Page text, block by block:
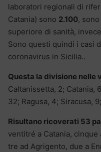
laboratori regionali di
Catania) sono 2.100,
superiore di sanità,
Sono questi quindi i casi
coronavirus in Sicilia..
Questa la divisione nelle
Caltanissetta, 2; Catania,
32; Ragusa, 4; Siracusa,
Risultano ricoverati 53
ventitré a Catania, cinque
tre ad Agrigento, due a